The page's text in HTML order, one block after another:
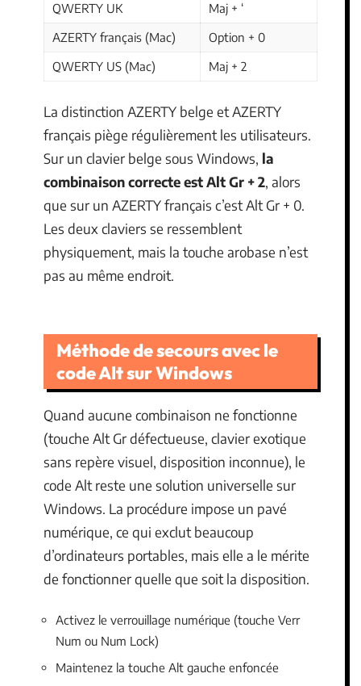
QWERTY UK
Maj + ‘
AZERTY français (Mac)
Option + 0
QWERTY US (Mac)
Maj + 2
La distinction AZERTY belge et AZERTY
français piège régulièrement les utilisateurs.
Sur un clavier belge sous Windows, la
combinaison correcte est Alt Gr + 2, alors
que sur un AZERTY français c’est Alt Gr + 0.
Les deux claviers se ressemblent
physiquement, mais la touche arobase n’est
pas au même endroit.
Méthode de secours avec le
code Alt sur Windows
Quand aucune combinaison ne fonctionne
(touche Alt Gr défectueuse, clavier exotique
sans repère visuel, disposition inconnue), le
code Alt reste une solution universelle sur
Windows. La procédure impose un pavé
numérique, ce qui exclut beaucoup
d’ordinateurs portables, mais elle a le mérite
de fonctionner quelle que soit la disposition.
Activez le verrouillage numérique (touche Verr
Num ou Num Lock)
Maintenez la touche Alt gauche enfoncée